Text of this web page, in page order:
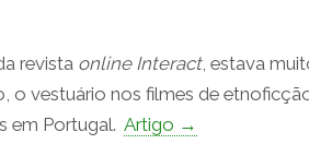
revista online Interact, estava
o vestuário nos filmes de
em Portugal. Artigo →